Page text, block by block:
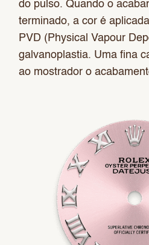
do pulso. Quando o
terminado, a cor é
PVD (Physical Vapour
galvanoplastia. Uma fina
ao mostrador o